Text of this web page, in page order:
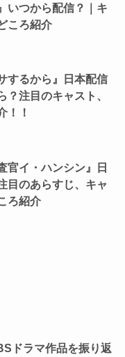
いつから配信？｜キ
ころ紹介
するから』日本配信
？注目のキャスト、
！！
官イ・ハンシン』日
目のあらすじ、キャ
ろ紹介
ドラマ作品を振り返